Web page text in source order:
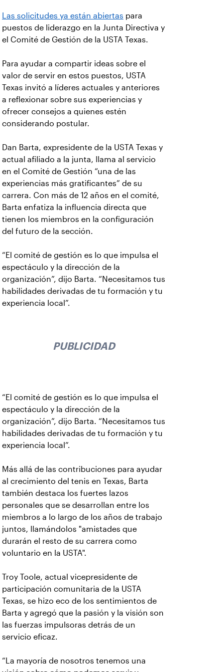
Las solicitudes ya están abiertas para
puestos de liderazgo en la Junta Directiva y
el Comité de Gestión de la USTA Texas.
Para ayudar a compartir ideas sobre el
valor de servir en estos puestos, USTA
Texas invitó a líderes actuales y anteriores
a reflexionar sobre sus experiencias y
ofrecer consejos a quienes estén
considerando postular.
Dan Barta, expresidente de la USTA Texas y
actual afiliado a la junta, llama al servicio
en el Comité de Gestión “una de las
experiencias más gratificantes” de su
carrera. Con más de 12 años en el comité,
Barta enfatiza la influencia directa que
tienen los miembros en la configuración
del futuro de la sección.
“El comité de gestión es lo que impulsa el
espectáculo y la dirección de la
organización”, dijo Barta. “Necesitamos tus
habilidades derivadas de tu formación y tu
experiencia local”.
PUBLICIDAD
“El comité de gestión es lo que impulsa el
espectáculo y la dirección de la
organización”, dijo Barta. “Necesitamos tus
habilidades derivadas de tu formación y tu
experiencia local”.
Más allá de las contribuciones para ayudar
al crecimiento del tenis en Texas, Barta
también destaca los fuertes lazos
personales que se desarrollan entre los
miembros a lo largo de los años de trabajo
juntos, llamándolos "amistades que
durarán el resto de su carrera como
voluntario en la USTA".
Troy Toole, actual vicepresidente de
participación comunitaria de la USTA
Texas, se hizo eco de los sentimientos de
Barta y agregó que la pasión y la visión son
las fuerzas impulsoras detrás de un
servicio eficaz.
“La mayoría de nosotros tenemos una